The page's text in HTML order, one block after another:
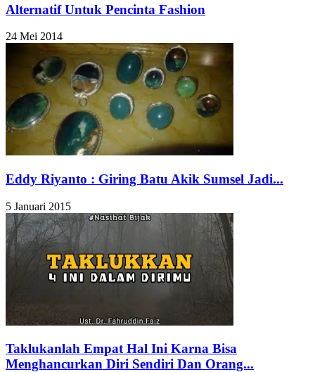
Alternatif Untuk Pencinta Fashion
24 Mei 2014
Eddy Riyanto : Giring Batu Akik Sumsel Jadi...
5 Januari 2015
Taklukanlah Empat Hal Ini Karna Bisa
Menghancurkan Diri Sendiri Dan Orang...